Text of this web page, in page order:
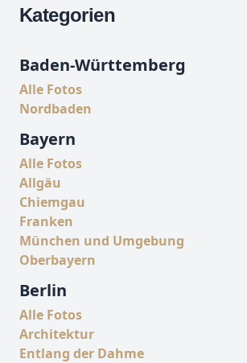
Kategorien
Baden-Württemberg
Alle Fotos
Nordbaden
Bayern
Alle Fotos
Allgäu
Chiemgau
Franken
München und Umgebung
Oberbayern
Berlin
Alle Fotos
Architektur
Entlang der Dahme